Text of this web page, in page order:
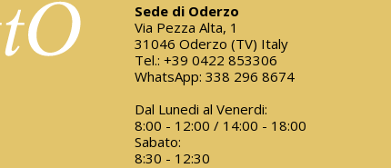
Sede di Oderzo
Via Pezza Alta, 1
31046 Oderzo (TV) Italy
Tel.: +39 0422 853306
WhatsApp: 338 296 8674
Dal Lunedi al Venerdi:
8:00 - 12:00 / 14:00 - 18:00
Sabato:
8:30 - 12:30